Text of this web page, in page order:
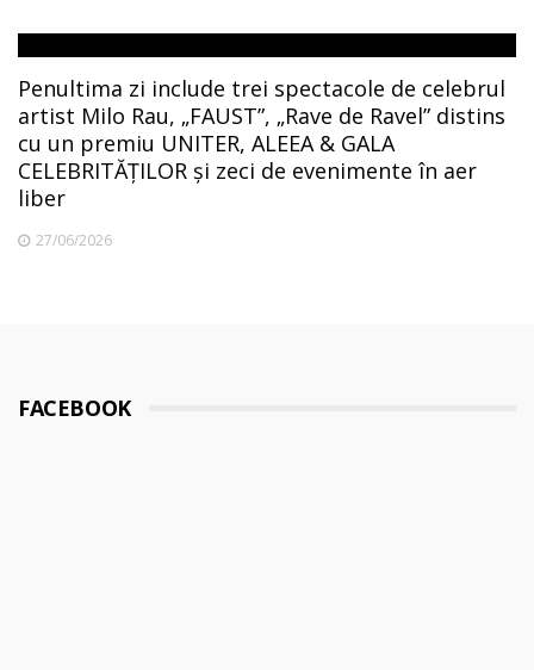
Penultima zi include trei spectacole de celebrul
artist Milo Rau, „FAUST”, „Rave de Ravel” distins
cu un premiu UNITER, ALEEA & GALA
CELEBRITĂȚILOR și zeci de evenimente în aer
liber
27/06/2026
FACEBOOK